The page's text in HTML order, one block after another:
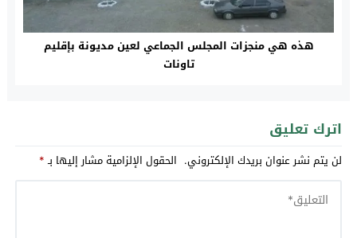
هذه هي منجزات المجلس الجماعي لعين مديونة بإقليم
تاونات
اترك تعليق
لن يتم نشر عنوان بريدك الإلكتروني. الحقول الإلزامية مشار إليها بـ*